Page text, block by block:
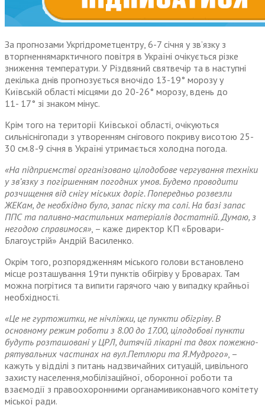
За прогнозами Укргідрометцентру, 6-7 січня у зв’язку з
вторгненнямарктичного повітря в Україні очікується різке
зниження температури. У Різдвяний святвечір та в наступні
декілька днів прогнозується вночідо 13-19° морозу у
Київській області місцями до 20-26° морозу, вдень до
11- 17° зі знаком мінус.
Крім того на території Київської області, очікуються
сильніснігопади з утворенням снігового покриву висотою 25-
30 см.8-9 січня в Україні утримається холодна погода.
«На підприємстві організовано цілодобове чергування техніки
у зв’язку з погіршенням погодних умов. Будемо проводити
розчищення від снігу міських доріг. Попередньо розвезли
ЖЕКам, де необхідно було, запас піску та солі. На базі запас
ППС та паливно-мастильних матеріалів достатній. Думаю, з
негодою справимося», – каже директор КП «Бровари-
Благоустрій» Андрій Василенко.
Окрім того, розпорядженням міського голови встановлено
місце розташування 19ти пунктів обігріву у Броварах. Там
можна погрітися та випити гарячого чаю у випадку крайньої
необхідності.
«Це не гуртожитки, не нічліжки, це пункти обігріву. В
основному режим роботи з 8.00 до 17.00, цілодобові пункти
будуть розташовані у ЦРЛ, дитячій лікарні та двох пожежно-
рятувальних частинах на вул.Петлюри та Я.Мудрого», –
кажуть у відділі з питань надзвичайних ситуацій, цивільного
захисту населення,мобілізаційної, оборонної роботи та
взаємодії з правоохоронними органамивиконавчого комітету
міської ради.